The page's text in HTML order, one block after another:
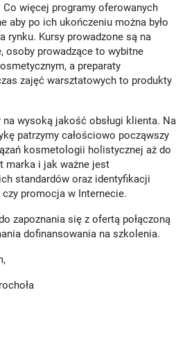
więcej programy oferowanych
aby po ich ukończeniu można było
rynku. Kursy prowadzone są na
osoby prowadzące to wybitne
a preparaty
zajęć warsztatowych to produkty
na wysoką jakość obsługi klienta. Na
patrzymy całościowo począwszy
kosmetologii holistycznej aż do
marka i jak ważne jest
standardów oraz identyfikacji
promocja w Internecie.
zapoznania się z ofertą połączoną
dofinansowania na szkolenia.